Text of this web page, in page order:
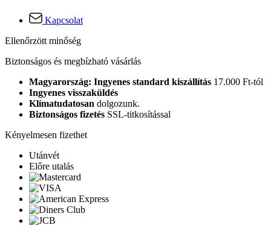
Kapcsolat
Ellenőrzött minőség
Biztonságos és megbízható vásárlás
Magyarország: Ingyenes standard kiszállítás 17.000 Ft-tól
Ingyenes visszaküldés
Klímatudatosan dolgozunk.
Biztonságos fizetés SSL-titkosítással
Kényelmesen fizethet
Utánvét
Előre utalás